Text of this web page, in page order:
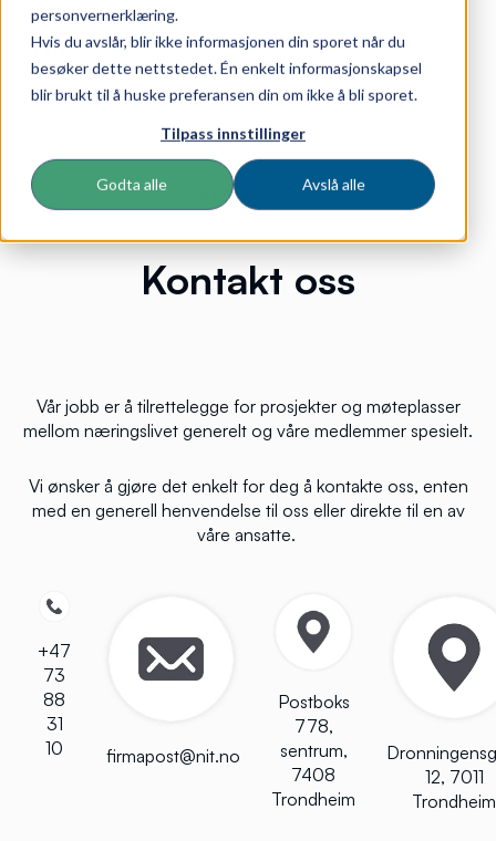
personvernerklæring.
Hvis du avslår, blir ikke informasjonen din sporet når du
besøker dette nettstedet. Én enkelt informasjonskapsel
blir brukt til å huske preferansen din om ikke å bli sporet.
Tilpass innstillinger
Godta alle Avslå alle
Hjem Om oss /Kontakt oss
Kontakt oss
Vår jobb er å tilrettelegge for prosjekter og møteplasser
mellom næringslivet generelt og våre medlemmer spesielt.
Vi ønsker å gjøre det enkelt for deg å kontakte oss, enten
med en generell henvendelse til oss eller direkte til en av
våre ansatte.
+47
73
88
31
10
firmapost@nit.no
Postboks
778,
sentrum,
7408
Trondheim
12, 7011
Trondheim